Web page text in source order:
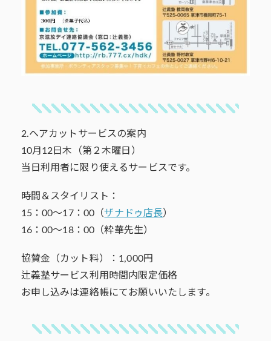
2.ヘアカットサービスの案内
10月12日木（第２木曜日）
当日利用者に限り使えるサービスです。
時間＆スタイリスト：
15：00～17：00（ザナドゥ店長）
16：00～18：00（粋華先生）
協賛金（カット料）：1,000円
辻義塾サービス利用時間内限定価格
お申し込みは連絡帳にてお願いいたします。